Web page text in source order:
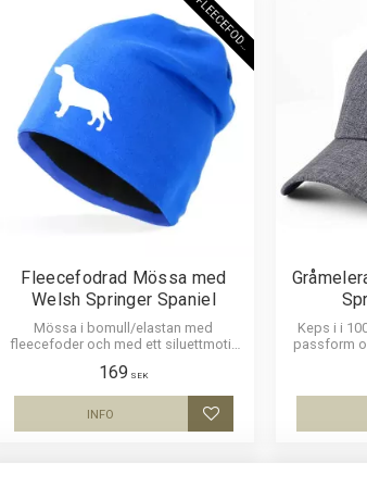
Fleecefodrad Mössa med
Welsh Springer Spaniel
Mössa i bomull/elastan med
fleecefoder och med ett siluettmotiv
finns i flera färger.
169 SEK
F
L
E
E
C
E
F
O
D
E
R
Lägg till i favoriter
INFO
Keps i i
passform